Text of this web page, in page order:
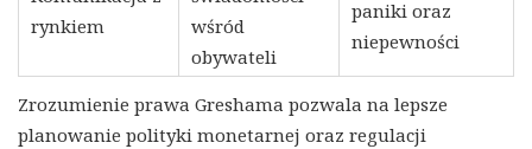
rynkiem
wśród
obywateli
paniki oraz
niepewności
Zrozumienie prawa Greshama pozwala na lepsze
planowanie polityki monetarnej oraz regulacji